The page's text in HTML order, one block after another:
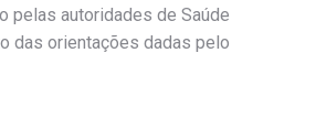
pelas autoridades de Saúde
das orientações dadas pelo